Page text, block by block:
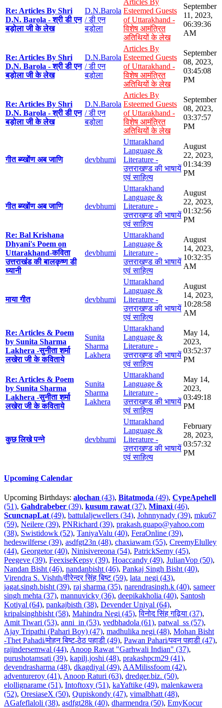
Re: Articles By Shri
D.N. Barola - श्री डी एन
बड़ोला जी के लेख
D.N.Barola
/ डी एन
बड़ोला
Esteemed Guests
of Uttarakhand -
विशेष आमंत्रित
अतिथियों के लेख
September
11, 2023,
06:39:36
AM
Re: Articles By Shri
D.N. Barola - श्री डी एन
बड़ोला जी के लेख
D.N.Barola
/ डी एन
बड़ोला
Articles By
Esteemed Guests
of Uttarakhand -
विशेष आमंत्रित
अतिथियों के लेख
September
08, 2023,
03:45:08
PM
Re: Articles By Shri
D.N. Barola - श्री डी एन
बड़ोला जी के लेख
D.N.Barola
/ डी एन
बड़ोला
Articles By
Esteemed Guests
of Uttarakhand -
विशेष आमंत्रित
अतिथियों के लेख
September
08, 2023,
03:37:57
PM
गीत ब्य्खोंण अब जाणि devbhumi
Utttarakhand
Language &
Literature -
उत्तराखण्ड की भाषायें
एवं साहित्य
August
22, 2023,
01:34:39
PM
गीत ब्य्खोंण अब जाणि devbhumi
Utttarakhand
Language &
Literature -
उत्तराखण्ड की भाषायें
एवं साहित्य
August
22, 2023,
01:32:56
PM
Re: Bal Krishana
Dhyani's Poem on
Uttarakhand-कविता
उत्तराखंड की बालकृष्ण डी
ध्यानी
devbhumi
Utttarakhand
Language &
Literature -
उत्तराखण्ड की भाषायें
एवं साहित्य
August
14, 2023,
10:32:35
AM
माया गीत devbhumi
Utttarakhand
Language &
Literature -
उत्तराखण्ड की भाषायें
एवं साहित्य
August
14, 2023,
10:28:58
AM
Re: Articles & Poem
by Sunita Sharma
Lakhera -सुनीता शर्मा
लखेरा जी के कविताये
Sunita
Sharma
Lakhera
Utttarakhand
Language &
Literature -
उत्तराखण्ड की भाषायें
एवं साहित्य
May 14,
2023,
03:52:37
PM
Re: Articles & Poem
by Sunita Sharma
Lakhera -सुनीता शर्मा
लखेरा जी के कविताये
Sunita
Sharma
Lakhera
Utttarakhand
Language &
Literature -
उत्तराखण्ड की भाषायें
एवं साहित्य
May 14,
2023,
03:49:18
PM
कुछ लिखे पन्ने devbhumi
Utttarakhand
Language &
Literature -
उत्तराखण्ड की भाषायें
एवं साहित्य
February
28, 2023,
03:57:32
PM
Upcoming Calendar
Upcoming Birthdays: alochan (43), Bitatmoda (49), CypeApehell
(51), Gahdrabeber (39), kusum rawat(37), Minaxi(46),
ScuncnapLat(49), battulaljewellers (34), Johnnynady (39), mku67
(59), Neilere (39), PNRichard (39), prakash.guapo@yahoo.com
(38), Swistidowk (52), TaniyaValu (40), FeraOnline (39),
hedeswilferse (39), asdfgt23n (48), chaxiawam (55), CreemyElulley
(44), Georgetor (40), Ninisivereona (54), PatrickSemy (45),
Peegeve (39), FeexiseKepsy (39), Hoaccandy (49), JulianVop (50),
Nandan Bisht (46), nandanbisht (46), Pankaj Singh Bisht (40),
Virendra S. Vishth/वीरेन्द्र सिंह बिष्ट (59), lata_negi (43),
jagat.singh.bisht (39), raj sharma (35), narendrasingh.k (40), sameer
singh mehta (37), mannuvicky (36), deepikakholia (40), Santosh
Kotiyal (64), pankajbisth (38), Devender Uniyal (64),
kripalsinghbisht (58), Mahindra Negi (45),विनोद सिंह गढ़िया (37),
Amit Tiwari (53), anni_in (53), vedbhadola (61), patwal_ss (57),
Ajay Tripathi (Pahari Boy) (47), madhulika negi (48), Mohan Bisht
-Thet Pahadi/मोहन बिष्ट-ठेठ पहाडी (49), Pawan Pahari/पवन पहाडी (47),
rajindersemwal (44), Anoop Rawat "Garhwali Indian" (37),
purushotamsati (39), kapilj.joshi (48), prakashpcm29 (41),
devendrasharma (48), dkagdiyal (49), AAMilissfoom (42),
adventureroy (41), Anoop Raturi (63), dredger.biz. (50),
elollignarame (51), Intoftoxy (51), kaYaftike (49), malenkawera
(52), OresiaseX (50), Qupiskondy (47), vimalbhatt (48),
AGafeflaloli (38), asdfgt28k (40), dharmendra (50), EmyKocur